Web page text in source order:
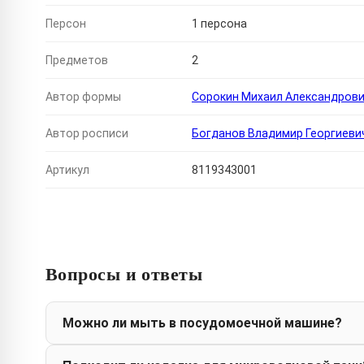
Персон 1 персона
Предметов 2
Автор формы Сорокин Михаил
Автор росписи Богданов Владимир
Артикул 8119343001
Вопросы и ответы
Можно ли мыть в посудомоечной машине?